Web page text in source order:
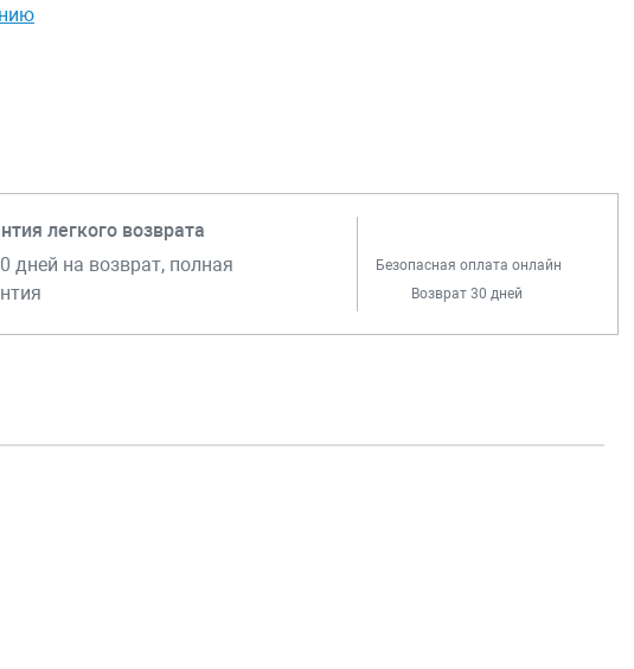
легкого возврата
дней на возврат, полная
Безопасная оплата онлайн
Возврат 30 дней